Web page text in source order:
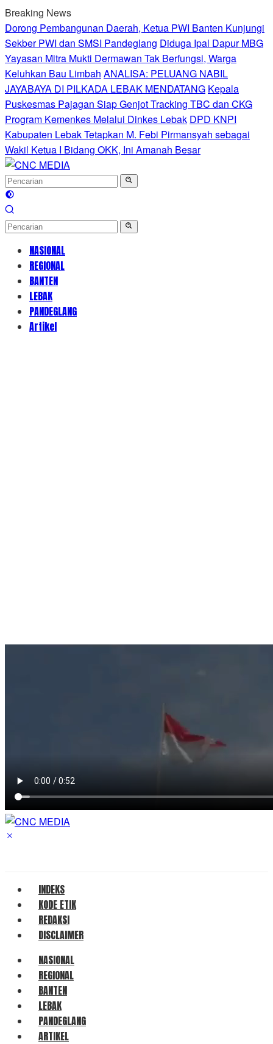
Langsung
ke
konten
Breaking News
Dorong Pembangunan Daerah, Ketua PWI Banten Kunjungi
Sekber PWI dan SMSI Pandeglang Diduga Ipal Dapur MBG
Yayasan Mitra Mukti Dermawan Tak Berfungsi, Warga
Keluhkan Bau Limbah ANALISA: PELUANG NABIL
JAYABAYA DI PILKADA LEBAK MENDATANG Kepala
Puskesmas Pajagan Siap Genjot Tracking TBC dan CKG
Program Kemenkes Melalui Dinkes Lebak DPD KNPI
Kabupaten Lebak Tetapkan M. Febi Pirmansyah sebagai
Wakil Ketua I Bidang OKK, Ini Amanah Besar
NASIONAL
REGIONAL
BANTEN
LEBAK
PANDEGLANG
Artikel
INDEKS
KODE ETIK
REDAKSI
DISCLAIMER
NASIONAL
REGIONAL
BANTEN
LEBAK
PANDEGLANG
ARTIKEL